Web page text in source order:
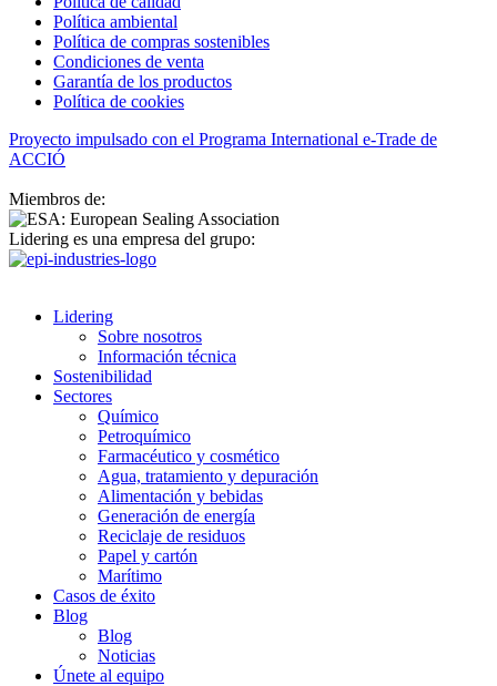
Política ambiental
Política de compras sostenibles
Condiciones de venta
Garantía de los productos
Política de cookies
Proyecto impulsado con el Programa International e-Trade de
ACCIÓ
Miembros de:
Lidering es una empresa del grupo:
Lidering
Sobre nosotros
Información técnica
Sostenibilidad
Sectores
Químico
Petroquímico
Farmacéutico y cosmético
Agua, tratamiento y depuración
Alimentación y bebidas
Generación de energía
Reciclaje de residuos
Papel y cartón
Marítimo
Casos de éxito
Blog
Blog
Noticias
Únete al equipo